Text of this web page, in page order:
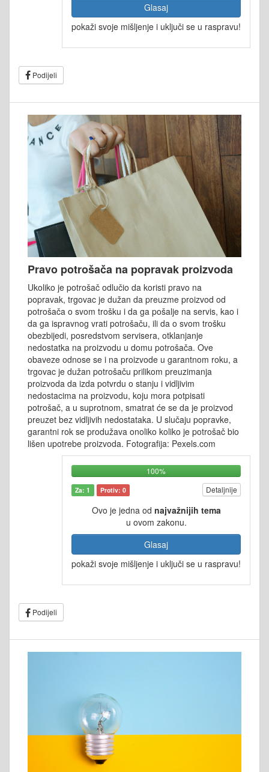
Glasaj
pokaži svoje mišljenje i uključi se u raspravu!
Podijeli
Pravo potrošača na popravak proizvoda
Ukoliko je potrošač odlučio da koristi pravo na
popravak, trgovac je dužan da preuzme proizvod od
potrošača o svom trošku i da ga pošalje na servis, kao i
da ga ispravnog vrati potrošaču, ili da o svom trošku
obezbijedi, posredstvom servisera, otklanjanje
nedostatka na proizvodu u domu potrošača. Ove
obaveze odnose se i na proizvode u garantnom roku, a
trgovac je dužan potrošaču prilikom preuzimanja
proizvoda da izda potvrdu o stanju i vidljivim
nedostacima na proizvodu, koju mora potpisati
potrošač, a u suprotnom, smatrat će se da je proizvod
preuzet bez vidljivih nedostataka. U slučaju popravke,
garantni rok se produžava onoliko koliko je potrošač bio
lišen upotrebe proizvoda. Fotografija: Pexels.com
100%
Za: 1 Protiv: 0 Detaljnije
Ovo je jedna od najvažnijih tema
u ovom zakonu.
Glasaj
pokaži svoje mišljenje i uključi se u raspravu!
Podijeli